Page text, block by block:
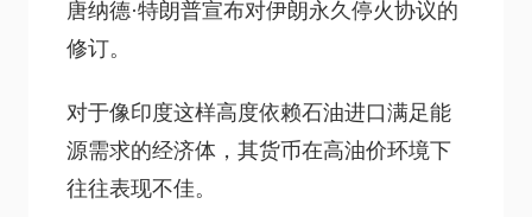
唐纳德·特朗普宣布对伊朗永久停火协议的
修订。
对于像印度这样高度依赖石油进口满足能
源需求的经济体，其货币在高油价环境下
往往表现不佳。